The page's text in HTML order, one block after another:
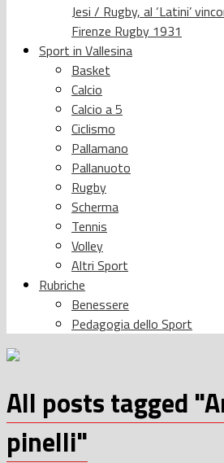
Jesi / Rugby, al ‘Latini’
Firenze Rugby 1931
Sport in Vallesina
Basket
Calcio
Calcio a 5
Ciclismo
Pallamano
Pallanuoto
Rugby
Scherma
Tennis
Volley
Altri Sport
Rubriche
Benessere
Pedagogia dello Sport
All posts tagged
pinelli"